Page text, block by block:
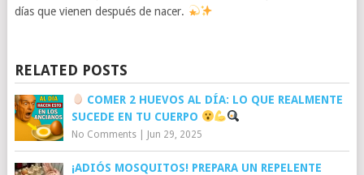
días que vienen después de nacer.
RELATED POSTS
COMER 2 HUEVOS AL DÍA: LO QUE REALMENTE
SUCEDE EN TU CUERPO
No Comments| Jun 29, 2025
¡ADIÓS MOSQUITOS! PREPARA UN REPELENTE